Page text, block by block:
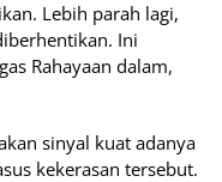
Lebih parah lagi,
Ini
Rahayaan dalam,
sinyal kuat adanya
kekerasan tersebut.